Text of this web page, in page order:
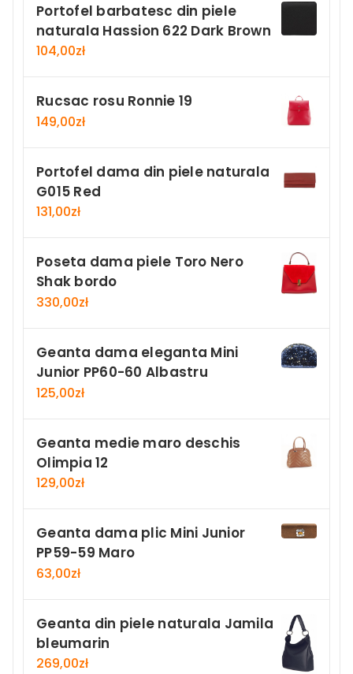
Portofel barbatesc din piele
naturala Hassion 622 Dark Brown
104,00zł
Rucsac rosu Ronnie 19
149,00zł
Portofel dama din piele naturala
G015 Red
131,00zł
Poseta dama piele Toro Nero
Shak bordo
330,00zł
Geanta dama eleganta Mini
Junior PP60-60 Albastru
125,00zł
Geanta medie maro deschis
Olimpia 12
129,00zł
Geanta dama plic Mini Junior
PP59-59 Maro
63,00zł
Geanta din piele naturala Jamila
bleumarin
269,00zł